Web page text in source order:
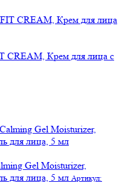
Крем для лица с
Gel Moisturizer,
для лица, 5 мл Артикул: